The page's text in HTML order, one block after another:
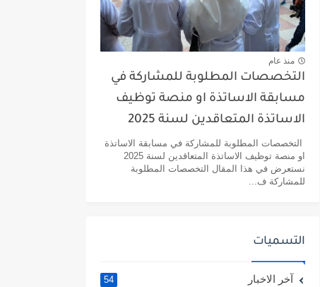
منذ عام
التخصصات المطلوبة للمشاركة في
مسابقة الاساتذة او منصة توظيف
الاساتذة المتعاقدين لسنة 2025
التخصصات المطلوبة للمشاركة في مسابقة الاساتذة
او منصة توظيف الاساتذة المتعاقدين لسنة 2025
نستعرض في هذا المقال التخصصات المطلوبة
للمشاركة ف...
التسميات
آخر الاخبار 54